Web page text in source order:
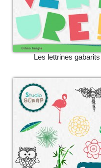
Les lettrines gabarits